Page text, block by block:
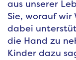
aus unserer
Sie, worauf wir
dabei
die Hand zu
Kinder dazu